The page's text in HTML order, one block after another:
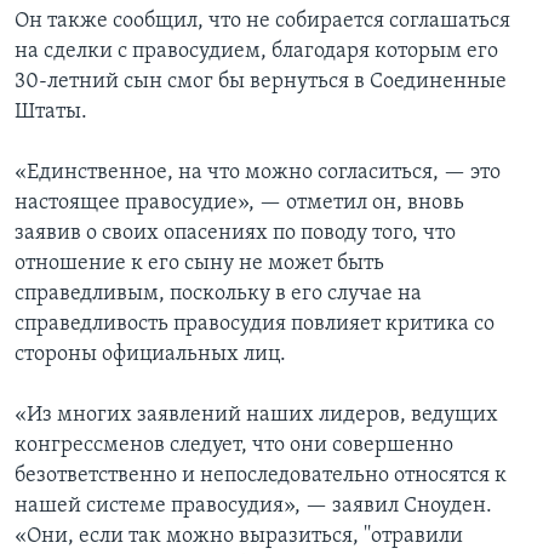
Он также сообщил, что не собирается соглашаться
на сделки с правосудием, благодаря которым его
30-летний сын смог бы вернуться в Соединенные
Штаты.
«Единственное, на что можно согласиться, — это
настоящее правосудие», — отметил он, вновь
заявив о своих опасениях по поводу того, что
отношение к его сыну не может быть
справедливым, поскольку в его случае на
справедливость правосудия повлияет критика со
стороны официальных лиц.
«Из многих заявлений наших лидеров, ведущих
конгрессменов следует, что они совершенно
безответственно и непоследовательно относятся к
нашей системе правосудия», — заявил Сноуден.
«Они, если так можно выразиться, ''отравили